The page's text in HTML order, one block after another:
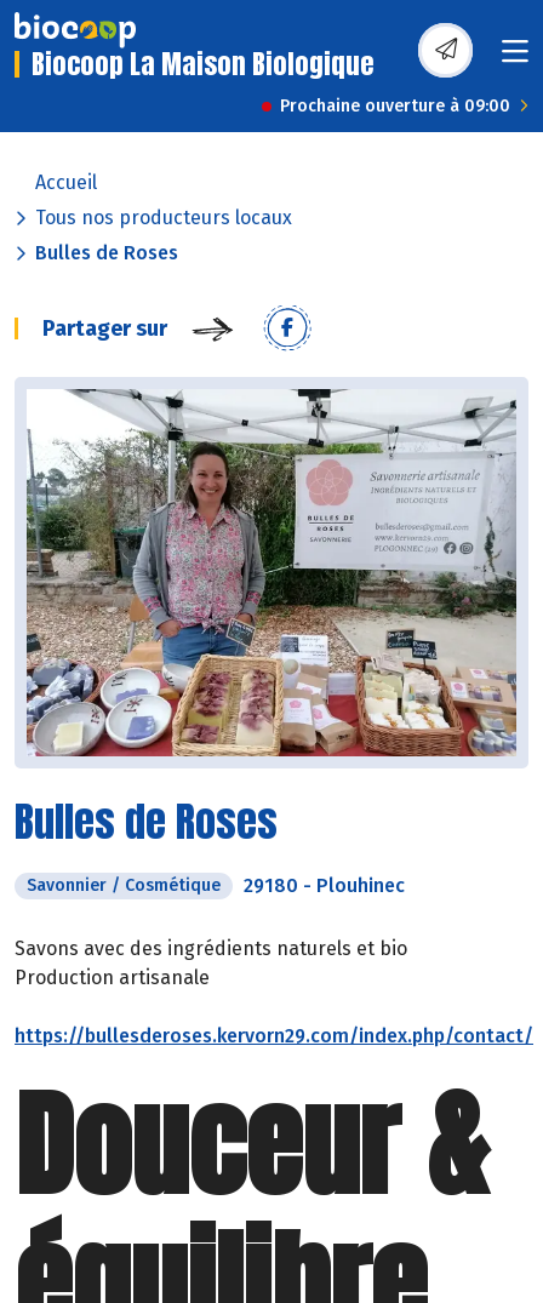
Biocoop La Maison Biologique
Prochaine ouverture à 09:00
Accueil
Tous nos producteurs locaux
Bulles de Roses
Partager sur
Bulles de Roses
Savonnier / Cosmétique 29180 - Plouhinec
Savons avec des ingrédients naturels et bio
Production artisanale
https://bullesderoses.kervorn29.com/index.php/contact/
Douceur &